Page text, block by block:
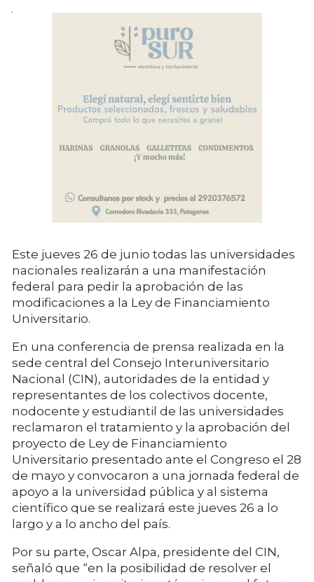
Este jueves 26 de junio todas las universidades
nacionales realizarán a una manifestación
federal para pedir la aprobación de las
modificaciones a la Ley de Financiamiento
Universitario.
En una conferencia de prensa realizada en la
sede central del Consejo Interuniversitario
Nacional (CIN), autoridades de la entidad y
representantes de los colectivos docente,
nodocente y estudiantil de las universidades
reclamaron el tratamiento y la aprobación del
proyecto de Ley de Financiamiento
Universitario presentado ante el Congreso el 28
de mayo y convocaron a una jornada federal de
apoyo a la universidad pública y al sistema
científico que se realizará este jueves 26 a lo
largo y a lo ancho del país.
Por su parte, Oscar Alpa, presidente del CIN,
señaló que “en la posibilidad de resolver el